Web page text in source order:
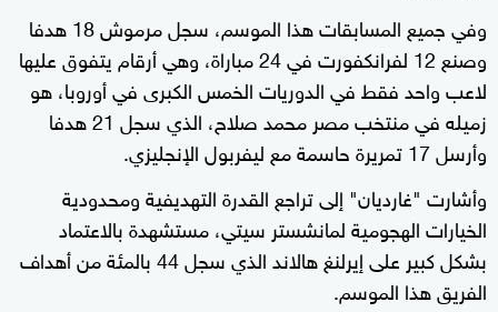
وفي جميع المسابقات هذا الموسم، سجل مرموش 18 هدفا
وصنع 12 لفرانكفورت في 24 مباراة، وهي أرقام يتفوق عليها
لاعب واحد فقط في الدوريات الخمس الكبرى في أوروبا، هو
زميله في منتخب مصر محمد صلاح، الذي سجل 21 هدفا
وأرسل 17 تمريرة حاسمة مع ليفربول الإنجليزي.
وأشارت "غارديان" إلى تراجع القدرة التهديفية ومحدودية
الخيارات الهجومية لمانشستر سيتي، مستشهدة بالاعتماد
بشكل كبير على إيرلنغ هالاند الذي سجل 44 بالمئة من أهداف
الفريق هذا الموسم.